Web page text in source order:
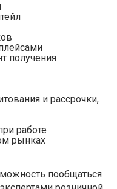
получения
и рассрочки,
работе
рынках
пообщаться